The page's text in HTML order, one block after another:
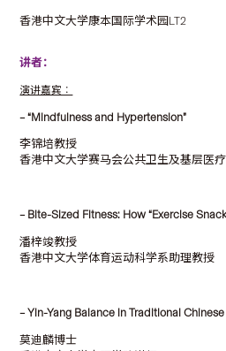
香港中文大学康本国际学术园LT2
讲者：
演讲嘉宾︰
– “Mindfulness and Hypertension”
李锦培教授
香港中文大学赛马会公共卫生及基层医
– Bite-Sized Fitness: How “Exercise
潘梓竣教授
香港中文大学体育运动科学系助理教授
– Yin-Yang Balance in Traditional
莫迪麟博士